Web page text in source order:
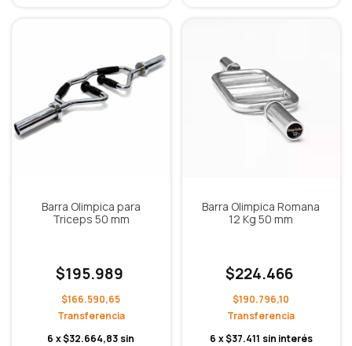
Barra Olimpica para
Triceps 50 mm
$195.989
$166.590,65
6 x$32.664,83 sin
Barra Olimpica Romana
12 Kg 50 mm
$224.466
$190.796,10
6 x$37.411 sin interés